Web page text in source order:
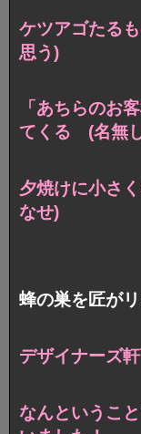
ケツアゴたる
思う)
「あちらのお
てくる (名無
夕焼けに小さ
なせ)
蜂の巣を匠が
デザイナーズ
なんというこ